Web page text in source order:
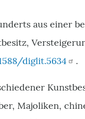
aus einer
diglit.5634 .
Majoliken,